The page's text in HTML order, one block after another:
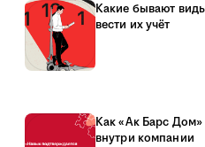
Какие бывают
вести их учёт
Как «Ак Барс Дом»
внутри компании